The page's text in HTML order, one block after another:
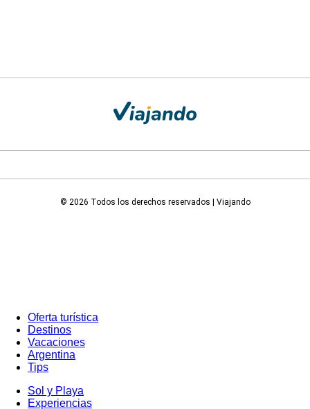
© 2026 Todos los derechos reservados | Viajando
Oferta turística
Destinos
Vacaciones
Argentina
Tips
Sol y Playa
Experiencias